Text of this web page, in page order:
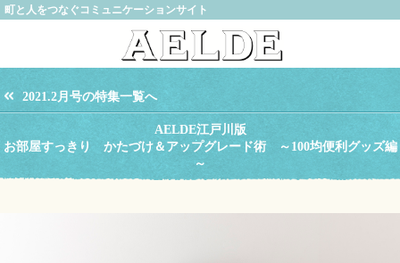
町と人をつなぐコミュニケーションサイト
2021.2月号の特集一覧へ
AELDE江戸川版
お部屋すっきり かたづけ＆アップグレード術 ～100均便利グッズ編
～